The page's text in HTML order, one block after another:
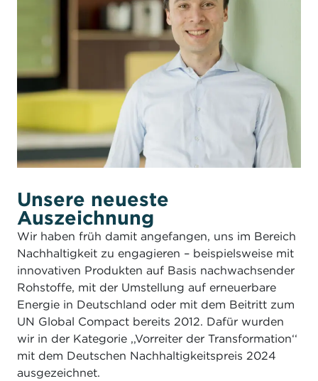
Unsere neueste
Auszeichnung
Wir haben früh damit angefangen, uns im Bereich
Nachhaltigkeit zu engagieren – beispielsweise mit
innovativen Produkten auf Basis nachwachsender
Rohstoffe, mit der Umstellung auf erneuerbare
Energie in Deutschland oder mit dem Beitritt zum
UN Global Compact bereits 2012. Dafür wurden
wir in der Kategorie ,,Vorreiter der Transformation‘‘
mit dem Deutschen Nachhaltigkeitspreis 2024
ausgezeichnet.